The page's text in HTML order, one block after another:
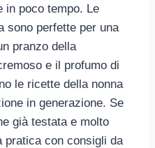
in poco tempo. Le
sono perfette per una
pranzo della
e il profumo di
le ricette della nonna
in generazione. Se
già testata e molto
pratica con consigli da